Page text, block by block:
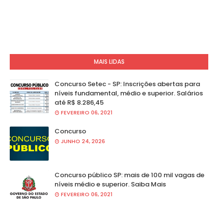
MAIS LIDAS
Concurso Setec - SP: Inscrições abertas para
níveis fundamental, médio e superior. Salários
até R$ 8.286,45
FEVEREIRO 06, 2021
Concurso
JUNHO 24, 2026
Concurso público SP: mais de 100 mil vagas de
níveis médio e superior. Saiba Mais
FEVEREIRO 06, 2021